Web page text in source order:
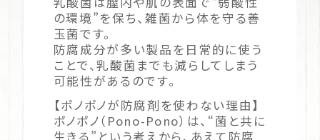
の環境”を保ち、雑菌から体を守る善
玉菌です。
防腐成分が多い製品を日常的に使う
ことで、乳酸菌までも減らしてしまう
可能性があるのです。
【ポノポノが防腐剤を使わない理由】
ポノポノ（Pono-Pono）は、“菌と共に